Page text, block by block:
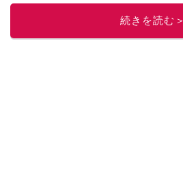
的に稼ぐ！』（翔泳社刊）
■経歴：2003年、夫が子育てをするために、
続きを読む＞